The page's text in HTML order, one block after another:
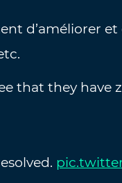
d’améliorer
that they have